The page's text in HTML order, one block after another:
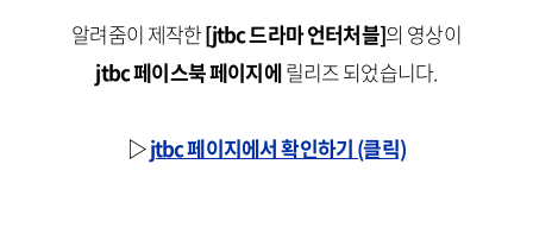
알려줌이 제작한[jtbc 드라마 언터처블]의 영상이
jtbc 페이스북 페이지에릴리즈 되었습니다.
▷jtbc 페이지에서 확인하기 (클릭)